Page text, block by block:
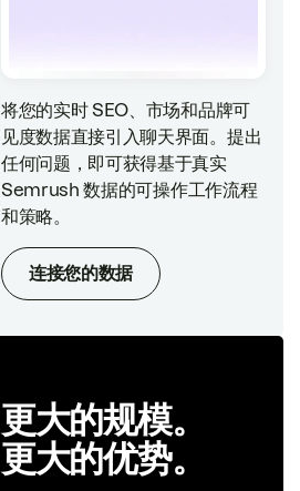
将您的实时 SEO、市场和品牌可
见度数据直接引入聊天界面。提出
任何问题，即可获得基于真实
Semrush 数据的可操作工作流程
和策略。
连接您的数据
更大的规模。
更大的优势。